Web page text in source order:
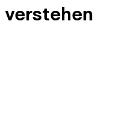
verstehen